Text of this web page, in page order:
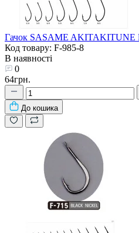
Гачок SASAME AKITAKITUNE
Код товару: F-985-8
В наявності
0
64грн.
До кошика